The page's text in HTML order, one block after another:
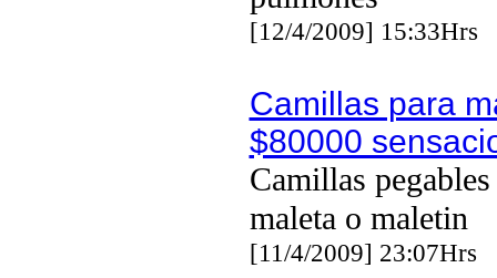
[12/4/2009] 15:33Hrs
Camillas para
$80000
Camillas
maleta o maletin
[11/4/2009] 23:07Hrs